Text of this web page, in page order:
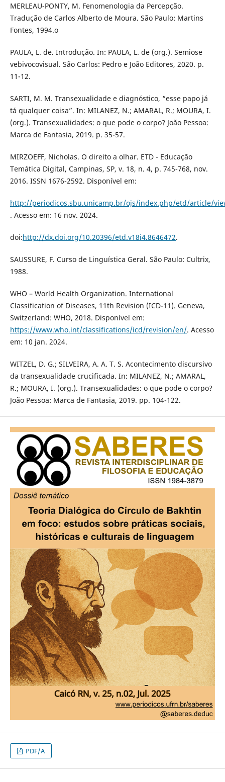
MERLEAU-PONTY, M. Fenomenologia da Percepção.
Tradução de Carlos Alberto de Moura. São Paulo: Martins
Fontes, 1994.o
PAULA, L. de. Introdução. In: PAULA, L. de (org.). Semiose
vebivocovisual. São Carlos: Pedro e João Editores, 2020. p.
11-12.
SARTI, M. M. Transexualidade e diagnóstico, “esse papo já
tá qualquer coisa”. In: MILANEZ, N.; AMARAL, R.; MOURA, I.
(org.). Transexualidades: o que pode o corpo? João Pessoa:
Marca de Fantasia, 2019. p. 35-57.
MIRZOEFF, Nicholas. O direito a olhar. ETD - Educação
Temática Digital, Campinas, SP, v. 18, n. 4, p. 745-768, nov.
2016. ISSN 1676-2592. Disponível em:
http://periodicos.sbu.unicamp.br/ojs/index.php/etd/article/
. Acesso em: 16 nov. 2024.
doi:http://dx.doi.org/10.20396/etd.v18i4.8646472.
SAUSSURE, F. Curso de Linguística Geral. São Paulo: Cultrix,
1988.
WHO – World Health Organization. International
Classification of Diseases, 11th Revision (ICD-11). Geneva,
Switzerland: WHO, 2018. Disponível em:
https://www.who.int/classifications/icd/revision/en/. Acesso
em: 10 jan. 2024.
WITZEL, D. G.; SILVEIRA, A. A. T. S. Acontecimento discursivo
da transexualidade crucificada. In: MILANEZ, N.; AMARAL,
R.; MOURA, I. (org.). Transexualidades: o que pode o corpo?
João Pessoa: Marca de Fantasia, 2019. pp. 104-122.
PDF/A